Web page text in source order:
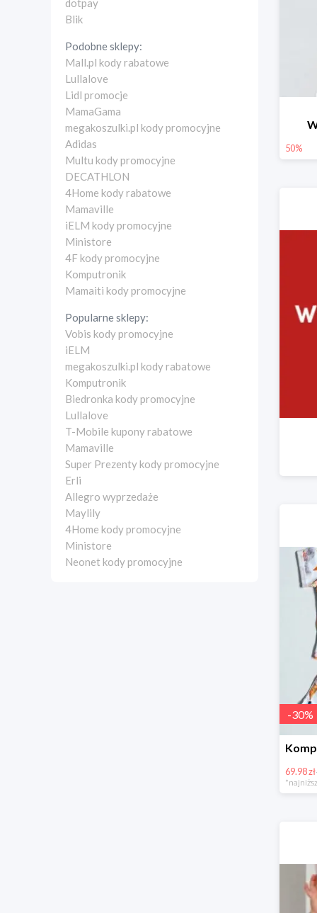
dotpay
Blik
Podobne sklepy:
Mall.pl kody rabatowe
Lullalove
Lidl promocje
MamaGama
megakoszulki.pl kody promocyjne
Adidas
Multu kody promocyjne
DECATHLON
4Home kody rabatowe
Mamaville
iELM kody promocyjne
Ministore
4F kody promocyjne
Komputronik
Mamaiti kody promocyjne
Popularne sklepy:
Vobis kody promocyjne
iELM
megakoszulki.pl kody rabatowe
Komputronik
Biedronka kody promocyjne
Lullalove
T-Mobile kupony rabatowe
Mamaville
Super Prezenty kody promocyjne
Erli
Allegro wyprzedaże
Maylily
4Home kody promocyjne
Ministore
Neonet kody promocyjne
50%
-30%
69.98 zł